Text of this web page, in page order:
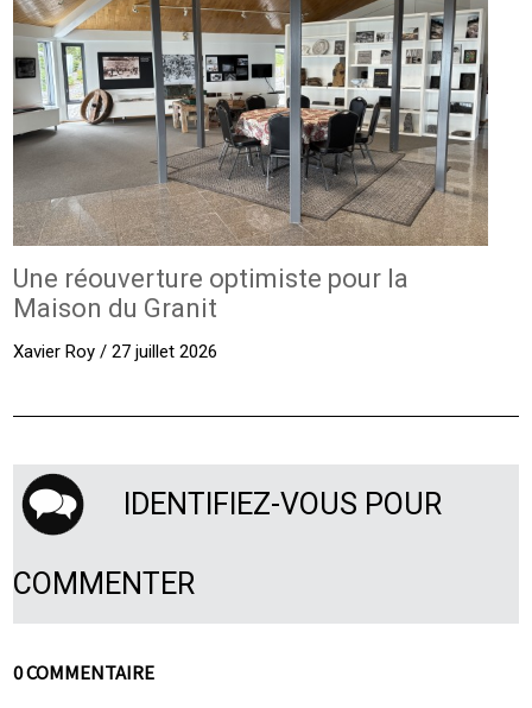
Une réouverture optimiste pour la
Maison du Granit
Xavier Roy / 27 juillet 2026
IDENTIFIEZ-VOUS POUR
COMMENTER
0 COMMENTAIRE